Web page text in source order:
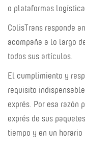
o plataformas
ColisTrans responde
acompaña a lo largo
todos sus artículos.
El cumplimiento y
requisito
exprés. Por esa razón
exprés de sus
tiempo y en un